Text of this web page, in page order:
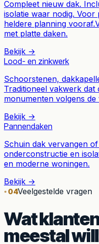
Compleet nieuw dak.
isolatie waar nodig.
heldere planning vooraf.
met platte daken.
Bekijk →
Lood- en zinkwerk
Schoorstenen,
Traditioneel vakwerk dat
monumenten volgens
Bekijk →
Pannendaken
Schuin dak vervangen
onderconstructie en
en moderne woningen.
Bekijk →
04Veelgestelde vragen
Wat
meestal